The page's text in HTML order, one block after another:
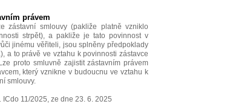
právem
zástavní smlouvy (pakliže platně vzniklo
strpět), a pakliže je tato povinnost v
jinému věřiteli, jsou splněny předpoklady
a to právě ve vztahu k povinnosti zástavce
proto smluvně zajistit zástavním právem
který vznikne v budoucnu ve vztahu k
smlouvy.
11/2025, ze dne 23. 6. 2025